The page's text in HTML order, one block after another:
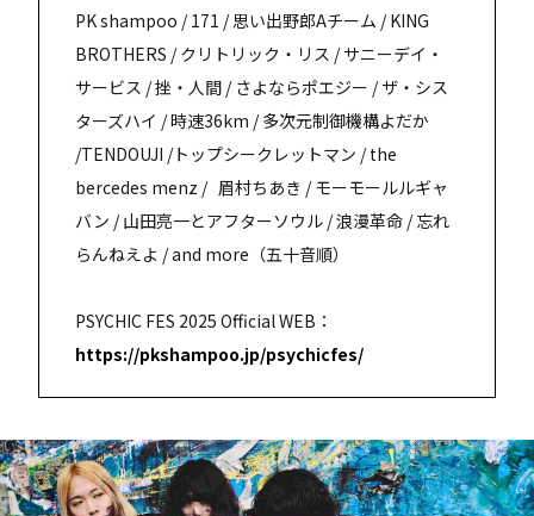
PK shampoo / 171 / 思い出野郎Aチーム / KING
BROTHERS / クリトリック・リス / サニーデイ・
サービス / 挫・人間 / さよならポエジー / ザ・シス
ターズハイ / 時速36km / 多次元制御機構よだか
/TENDOUJI /トップシークレットマン / the
bercedes menz / 眉村ちあき / モーモールルギャ
バン / 山田亮一とアフターソウル / 浪漫革命 / 忘れ
らんねえよ / and more（五十音順）
PSYCHIC FES 2025 Official WEB：
https://pkshampoo.jp/psychicfes/